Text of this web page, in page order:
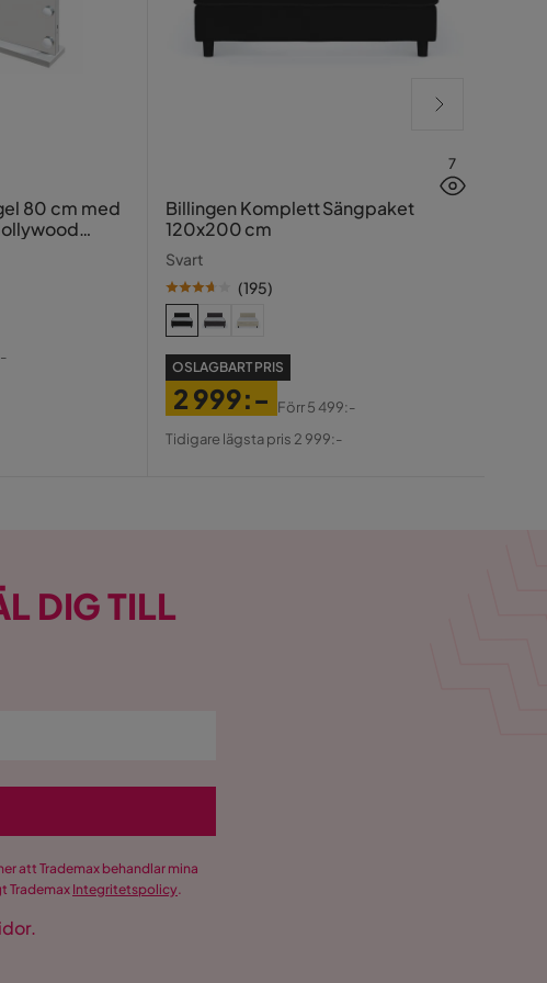
80 cm med
7
Billingen Komplett Sängpaket
120x200 cm
Svart
(195)
OSLAGBART PRIS
Pris
2 999:-
Original
Förr5 499:-
Tidigare lägsta pris 2 999:-
DIG TILL
att Trademax behandlar mina
Trademax Integritetspolicy.